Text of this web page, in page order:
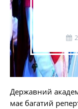
Державний
має багатий